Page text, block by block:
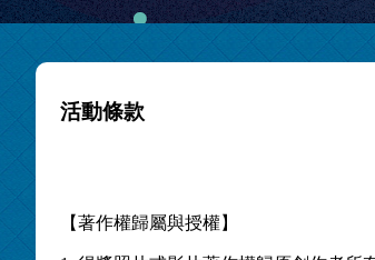
活動條款
【著作權歸屬與授權】